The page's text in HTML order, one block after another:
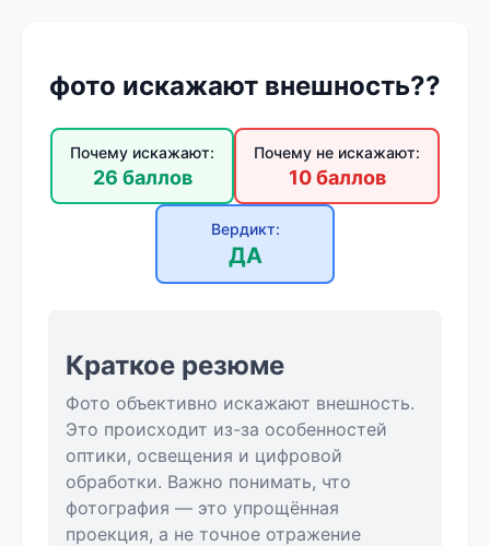
фото искажают внешность??
Почему искажают:
26 баллов
Почему не искажают:
10 баллов
Вердикт:
ДА
Краткое резюме
Фото объективно искажают внешность.
Это происходит из-за особенностей
оптики, освещения и цифровой
обработки. Важно понимать, что
фотография — это упрощённая
проекция, а не точное отражение